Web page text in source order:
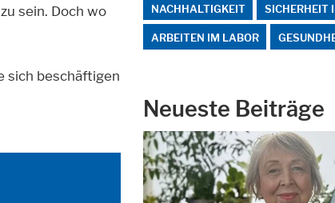
sein. Doch wo
sich beschäftigen
NACHHALTIGKEIT SICHERHEIT
ARBEITEN IM LABOR
Neueste Beiträge
der Website erforderlich.